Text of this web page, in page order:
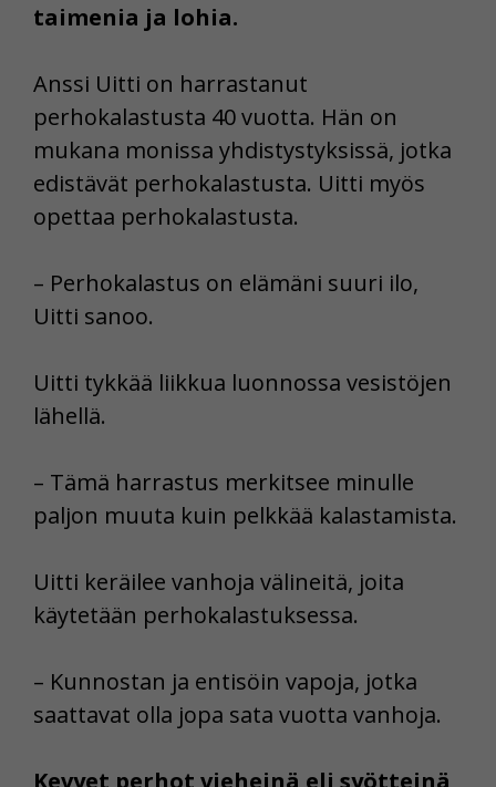
taimenia ja lohia.
Anssi Uitti on harrastanut
perhokalastusta 40 vuotta. Hän on
mukana monissa yhdistystyksissä, jotka
edistävät perhokalastusta. Uitti myös
opettaa perhokalastusta.
– Perhokalastus on elämäni suuri ilo,
Uitti sanoo.
Uitti tykkää liikkua luonnossa vesistöjen
lähellä.
– Tämä harrastus merkitsee minulle
paljon muuta kuin pelkkää kalastamista.
Uitti keräilee vanhoja välineitä, joita
käytetään perhokalastuksessa.
– Kunnostan ja entisöin vapoja, jotka
saattavat olla jopa sata vuotta vanhoja.
Kevyet perhot vieheinä eli syötteinä